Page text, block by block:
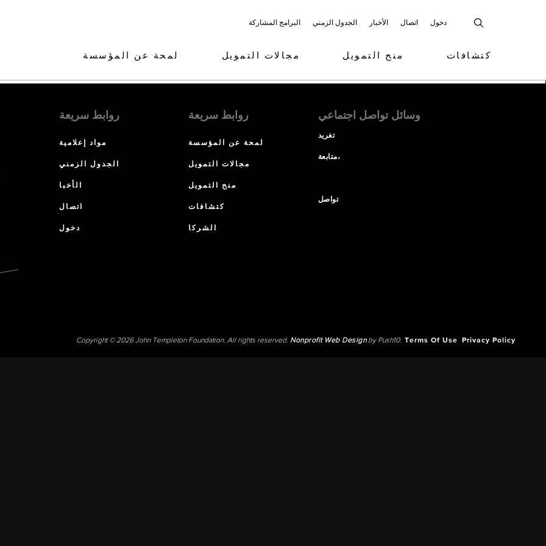
البرامج المشاركة الجدول الزمني الأخبار اتصال دخول
لمحة عن المؤسسة مجالات التمويل منح التمويل كتشافات
روابط سريعة
مواد إعلامية
الجدول الزمني
الأخبا
اتصال
دخول
روابط سريعة
لمحة عن المؤسسة
مجالات التمويل
منح التمويل
كتشافات
الشركا
وسائل تواصل اجتماعي
تغريد
متابعة،
تواصل
Copyright © 2026 John Templeton Foundation. All rights reserved. Nonprofit Web Designby Push10. Terms Of Use Privacy Policy